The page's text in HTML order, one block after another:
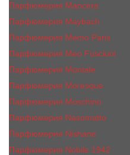
Парфюмерия Mancera
Парфюмерия Maybach
Парфюмерия Memo Paris
Парфюмерия Meo Fusciuni
Парфюмерия Montale
Парфюмерия Moresque
Парфюмерия Moschino
Парфюмерия Nasomatto
Парфюмерия Nishane
Парфюмерия Nobile 1942